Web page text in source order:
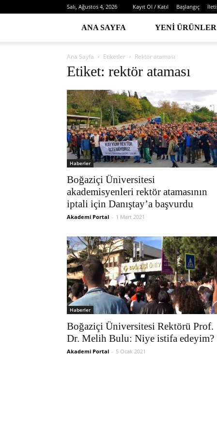
Salı, Ağustos 4, 2026 Kayıt Ol / Katıl Başlangıç
ANA SAYFA YENI ÜRÜNLER
Ana Sayfa Etiketler Rektör ataması
Etiket: rektör ataması
Haberler
Boğaziçi Üniversitesi
akademisyenleri rektör atamasının
iptali için Danıştay’a başvurdu
Akademi Portal - 1 Mart 2021
Haberler
Boğaziçi Üniversitesi Rektörü Prof.
Dr. Melih Bulu: Niye istifa edeyim?
Akademi Portal - 5 Ocak 2021